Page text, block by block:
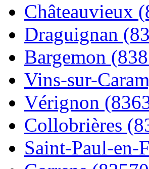
Châteauvieux
Draguignan
Bargemon
Vins-sur-
Vérignon
Collobrières
Saint-Paul-en-